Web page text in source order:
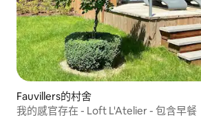
Fauvillers的村舍
我的感官存在 - Loft L'Atelier - 包含早餐